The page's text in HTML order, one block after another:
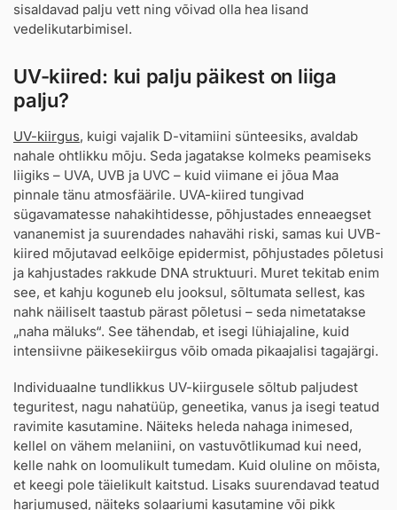
sisaldavad palju vett ning võivad olla hea lisand
vedelikutarbimisel.
UV-kiired: kui palju päikest on liiga
palju?
UV-kiirgus, kuigi vajalik D-vitamiini sünteesiks, avaldab
nahale ohtlikku mõju. Seda jagatakse kolmeks peamiseks
liigiks – UVA, UVB ja UVC – kuid viimane ei jõua Maa
pinnale tänu atmosfäärile. UVA-kiired tungivad
sügavamatesse nahakihtidesse, põhjustades enneaegset
vananemist ja suurendades nahavähi riski, samas kui UVB-
kiired mõjutavad eelkõige epidermist, põhjustades põletusi
ja kahjustades rakkude DNA struktuuri. Muret tekitab enim
see, et kahju koguneb elu jooksul, sõltumata sellest, kas
nahk näiliselt taastub pärast põletusi – seda nimetatakse
„naha mäluks“. See tähendab, et isegi lühiajaline, kuid
intensiivne päikesekiirgus võib omada pikaajalisi tagajärgi.
Individuaalne tundlikkus UV-kiirgusele sõltub paljudest
teguritest, nagu nahatüüp, geneetika, vanus ja isegi teatud
ravimite kasutamine. Näiteks heleda nahaga inimesed,
kellel on vähem melaniini, on vastuvõtlikumad kui need,
kelle nahk on loomulikult tumedam. Kuid oluline on mõista,
et keegi pole täielikult kaitstud. Lisaks suurendavad teatud
harjumused, näiteks solaariumi kasutamine või pikk